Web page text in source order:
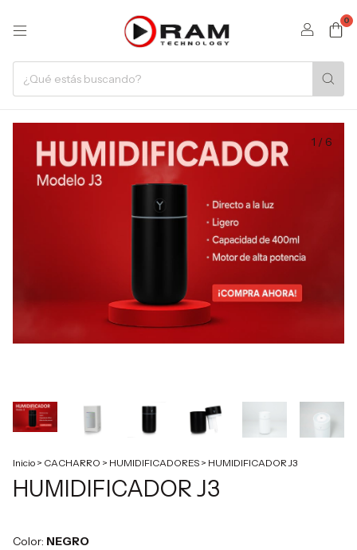
0
1 / 6
Inicio > CACHARRO > HUMIDIFICADORES > HUMIDIFICADOR J3
HUMIDIFICADOR J3
Color: NEGRO